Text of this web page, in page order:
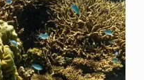
EST VIDE.
Boutique